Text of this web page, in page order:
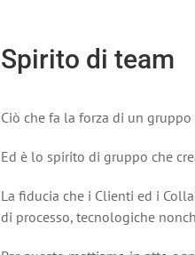
Spirito di team
Ciò che fa la forza di un gruppo
Ed è lo spirito di gruppo che
La fiducia che i Clienti ed i
di processo, tecnologiche